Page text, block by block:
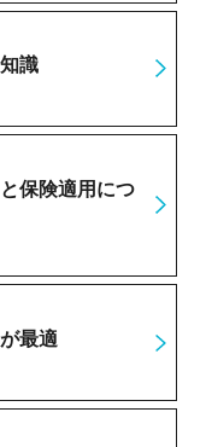
識
保険適用につ
最適